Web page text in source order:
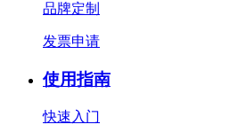
品牌定制
发票申请
使用指南
快速入门